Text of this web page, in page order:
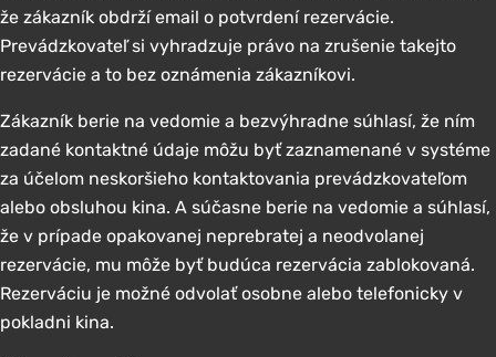
že zákazník obdrží email o potvrdení rezervácie.
Prevádzkovateľ si vyhradzuje právo na zrušenie takejto
rezervácie a to bez oznámenia zákazníkovi.
Zákazník berie na vedomie a bezvýhradne súhlasí, že ním
zadané kontaktné údaje môžu byť zaznamenané v systéme
za účelom neskoršieho kontaktovania prevádzkovateľom
alebo obsluhou kina. A súčasne berie na vedomie a súhlasí,
že v prípade opakovanej neprebratej a neodvolanej
rezervácie, mu môže byť budúca rezervácia zablokovaná.
Rezerváciu je možné odvolať osobne alebo telefonicky v
pokladni kina.